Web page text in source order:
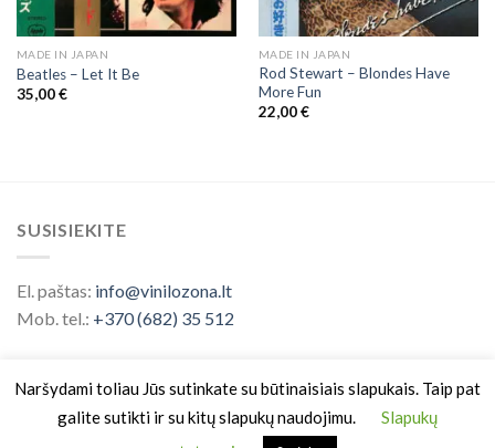
MADE IN JAPAN
Beatles ‎– Let It Be
35,00€
MADE IN JAPAN
Rod Stewart ‎– Blondes Have
More Fun
22,00€
SUSISIEKITE
El. paštas: info@vinilozona.lt
Mob. tel.: +370 (682) 35 512
Naršydami toliau Jūs sutinkate su būtinaisiais slapukais. Taip pat
galite sutikti ir su kitų slapukų naudojimu.
Slapukų